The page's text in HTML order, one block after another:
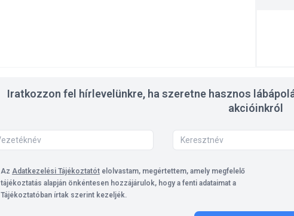
Iratkozzon fel hírlevelünkre, ha szeretne hasznos
akcióinkról
Az Adatkezelési Tájékoztatót elolvastam, megértettem, amely megfelelő
tájékoztatás alapján önkéntesen hozzájárulok, hogy a fenti adataimat a
Tájékoztatóban írtak szerint kezeljék.